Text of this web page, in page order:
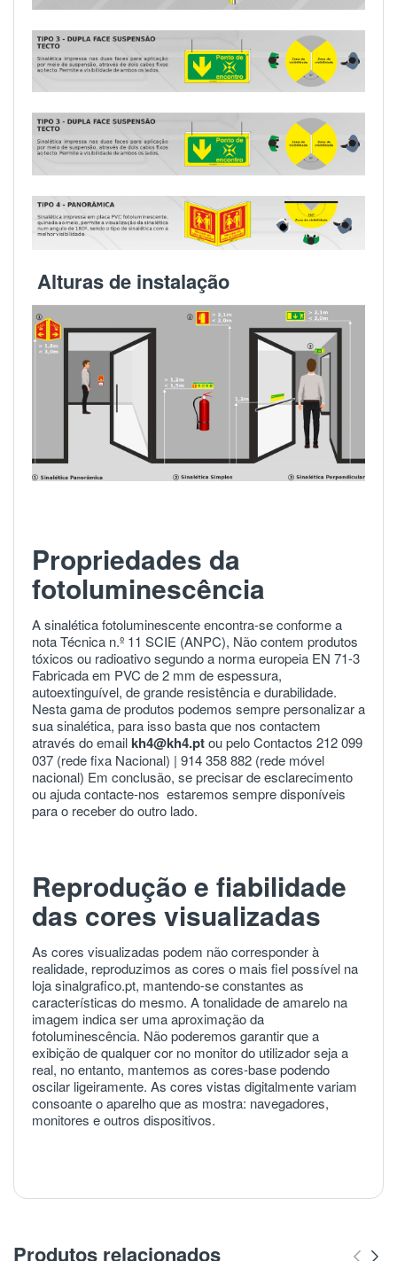
Alturas de instalação
Propriedades da
fotoluminescência
A sinalética fotoluminescente encontra-se conforme a
nota Técnica n.º 11 SCIE (ANPC), Não contem produtos
tóxicos ou radioativo segundo a norma europeia EN 71-3
Fabricada em PVC de 2 mm de espessura,
autoextinguível, de grande resistência e durabilidade.
Nesta gama de produtos podemos sempre personalizar a
sua sinalética, para isso basta que nos contactem
através do emailkh4@kh4.ptou pelo Contactos 212 099
037 (rede fixa Nacional) | 914 358 882 (rede móvel
nacional) Em conclusão, se precisar de esclarecimento
ou ajudacontacte-nos estaremos sempre disponíveis
para o receber do outro lado.
Reprodução e fiabilidade
das cores visualizadas
As cores visualizadas podem não corresponder à
realidade, reproduzimos as cores o mais fiel possível na
loja sinalgrafico.pt, mantendo-se constantes as
características do mesmo. A tonalidade de amarelo na
imagem indica ser uma aproximação da
fotoluminescência. Não poderemos garantir que a
exibição de qualquer cor no monitor do utilizador seja a
real, no entanto, mantemos as cores-base podendo
oscilar ligeiramente. As cores vistas digitalmente variam
consoante o aparelho que as mostra: navegadores,
monitores e outros dispositivos.
Produtos relacionados